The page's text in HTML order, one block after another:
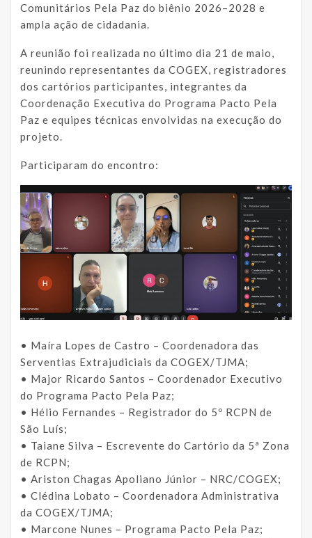
Comunitários Pela Paz do biênio 2026–2028 e
ampla ação de cidadania.
A reunião foi realizada no último dia 21 de maio,
reunindo representantes da COGEX, registradores
dos cartórios participantes, integrantes da
Coordenação Executiva do Programa Pacto Pela
Paz e equipes técnicas envolvidas na execução do
projeto.
Participaram do encontro:
• Maíra Lopes de Castro – Coordenadora das
Serventias Extrajudiciais da COGEX/TJMA;
• Major Ricardo Santos – Coordenador Executivo
do Programa Pacto Pela Paz;
• Hélio Fernandes – Registrador do 5º RCPN de
São Luís;
• Taiane Silva – Escrevente do Cartório da 5ª Zona
de RCPN;
• Ariston Chagas Apoliano Júnior – NRC/COGEX;
• Clédina Lobato – Coordenadora Administrativa
da COGEX/TJMA;
• Marcone Nunes – Programa Pacto Pela Paz;